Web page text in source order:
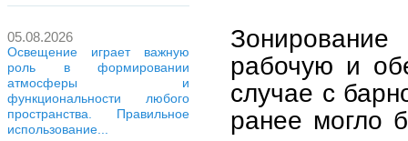
05.08.2026
Освещение играет важную
роль в формировании
атмосферы и
функциональности любого
пространства. Правильное
использование...
Зонирование
рабочую и
случае с
ранее могло